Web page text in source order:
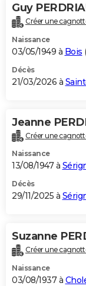
Guy
Créer une
Naissance
03/05/1949 à Bois
Décès
21/03/2026 à
Jeanne
Créer une
Naissance
13/08/1947 à
Décès
29/11/2025 à
Suzanne
Créer une
Naissance
03/08/1937 à